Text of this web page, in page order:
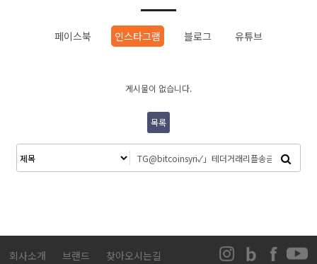
페이스북 인스타그램 블로그 유튜브
게시물이 없습니다.
목록
회사소개 브랜드 찾아오시는길